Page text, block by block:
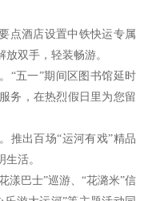
酒店设置中铁快运专属
双手，轻装畅游。
五一”期间区图书馆延时
务，在热烈假日里为您留
出百场“运河有戏”精品
活。
巴士”巡游、“花潞米”信